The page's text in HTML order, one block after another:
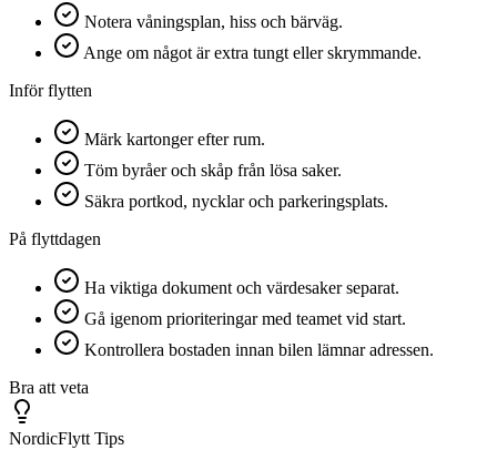
Notera våningsplan, hiss och bärväg.
Ange om något är extra tungt eller skrymmande.
Inför flytten
Märk kartonger efter rum.
Töm byråer och skåp från lösa saker.
Säkra portkod, nycklar och parkeringsplats.
På flyttdagen
Ha viktiga dokument och värdesaker separat.
Gå igenom prioriteringar med teamet vid start.
Kontrollera bostaden innan bilen lämnar adressen.
Bra att veta
NordicFlytt Tips